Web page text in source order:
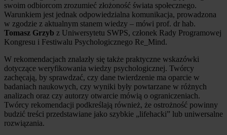
swoim odbiorcom zrozumieć złożoność świata społecznego.
Warunkiem jest jednak odpowiedzialna komunikacja, prowadzona
w zgodzie z aktualnym stanem wiedzy – mówi prof. dr hab.
Tomasz Grzyb z Uniwersytetu SWPS, członek Rady Programowej
Kongresu i Festiwalu Psychologicznego Re_Mind.
W rekomendacjach znalazły się także praktyczne wskazówki
dotyczące weryfikowania wiedzy psychologicznej. Twórcy
zachęcają, by sprawdzać, czy dane twierdzenie ma oparcie w
badaniach naukowych, czy wyniki były powtarzane w różnych
analizach oraz czy autorzy otwarcie mówią o ograniczeniach.
Twórcy rekomendacji podkreślają również, że ostrożność powinny
budzić treści przedstawiane jako szybkie „lifehacki” lub uniwersalne
rozwiązania.